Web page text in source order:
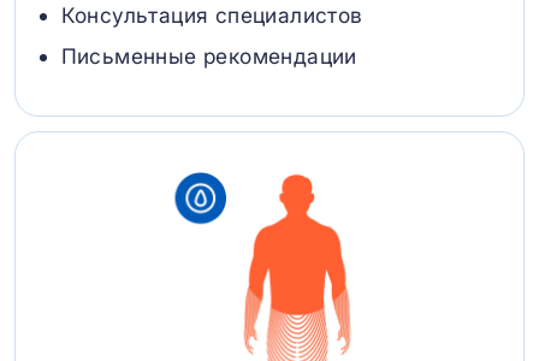
Консультация специалистов
Письменные рекомендации